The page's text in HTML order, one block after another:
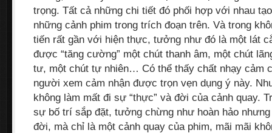
trọng. Tất cả những chi tiết đó phối hợp với nhau
những cảnh phim trong trích đoạn trên. Và trong
tiến rất gần với hiện thực, tưởng như đó là một lát
được “tăng cường” một chút thanh âm, một chút
tư, một chút tự nhiên… Có thể thấy chất nhạy cảm
người xem cảm nhận được trọn vẹn dụng ý này.
không làm mất đi sự “thực” và đời của cảnh quay.
sự bố trí sắp đặt, tưởng chừng như hoàn hảo
đời, mà chỉ là một cảnh quay của phim, mãi mãi